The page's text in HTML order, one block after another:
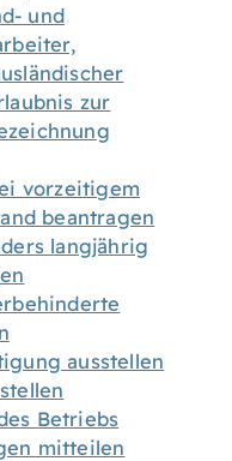
und
zur
vorzeitigem
beantragen
langjährig
ausstellen
Betriebs
mitteilen